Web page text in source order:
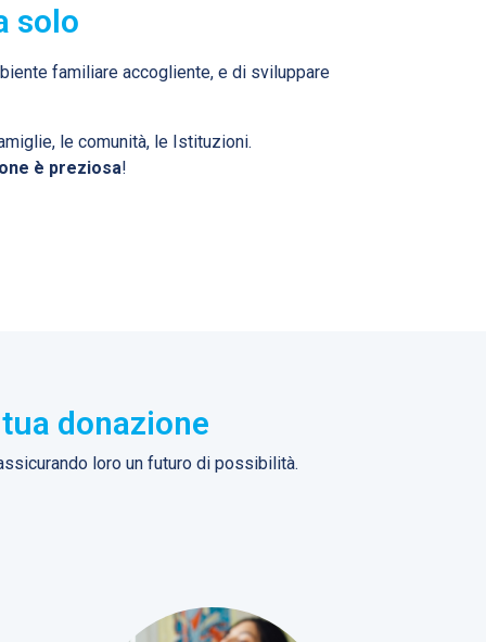
solo
familiare accogliente, e di sviluppare
le comunità, le Istituzioni.
è preziosa!
donazione
loro un futuro di possibilità.